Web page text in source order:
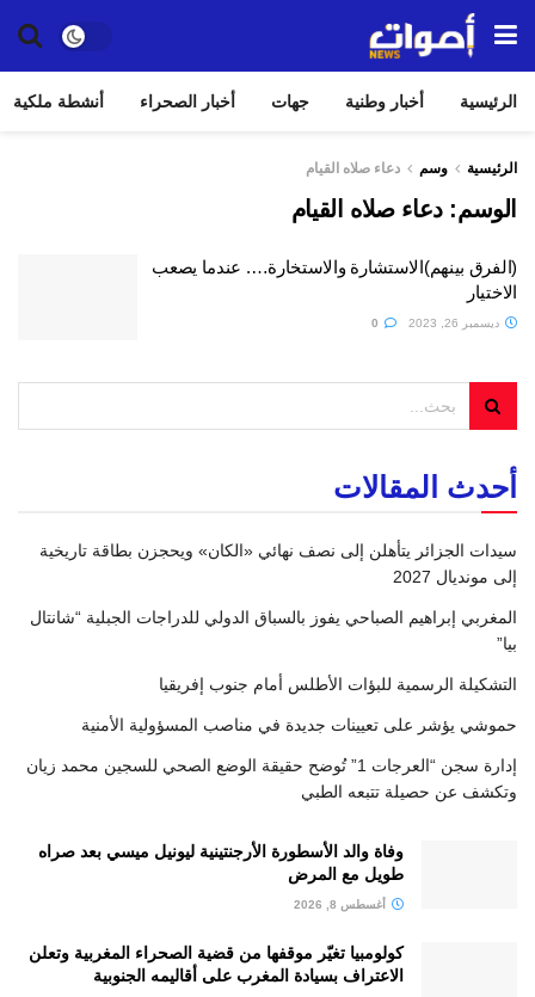
الرئيسية أخبار وطنية جهات أخبار الصحراء أنشطة ملكية
الرئيسية وسم دعاء صلاه القيام
الوسم:دعاء صلاه القيام
(الفرق بينهم)الاستشارة والاستخارة…. عندما يصعب
الاختيار
ديسمبر 26, 2023
أحدث المقالات
سيدات الجزائر يتأهلن إلى نصف نهائي «الكان» ويحجزن بطاقة تاريخية
إلى مونديال 2027
المغربي إبراهيم الصباحي يفوز بالسباق الدولي للدراجات الجبلية “شانتال
بيا”
التشكيلة الرسمية للبؤات الأطلس أمام جنوب إفريقيا
حموشي يؤشر على تعيينات جديدة في مناصب المسؤولية الأمنية
إدارة سجن “العرجات 1” تُوضح حقيقة الوضع الصحي للسجين محمد زيان
وتكشف عن حصيلة تتبعه الطبي
وفاة والد الأسطورة الأرجنتينية ليونيل ميسي بعد صراه
طويل مع المرض
أغسطس 8, 2026
كولومبيا تغيّر موقفها من قضية الصحراء المغربية وتعلن
الاعتراف بسيادة المغرب على أقاليمه الجنوبية